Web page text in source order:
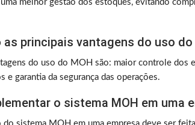
melhor gestão dos estoques, evitando
as principais vantagens do uso do
do uso do MOH são: maior controle dos
e garantia da segurança das operações.
o sistema MOH em uma